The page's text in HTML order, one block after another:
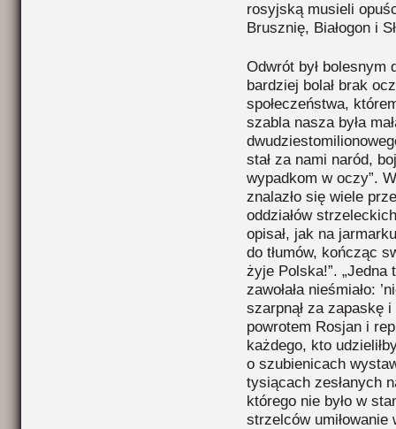
rosyjską musieli
Brusznię, Białogon i
Odwrót był bolesnym
bardziej bolał brak
społeczeństwa,
szabla nasza była
stał za nami naród,
wypadkom w oczy”.
znalazło się wiele
oddziałów
opisał, jak na
do tłumów, kończąc
żyje Polska!”. „Jedna
zawołała nieśmiało:
szarpnął za zapaskę
powrotem Rosjan i
każdego, kto
o szubienicach
tysiącach zesłanych
którego nie było w
strzelców umiłowanie